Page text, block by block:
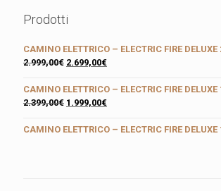
Prodotti
CAMINO ELETTRICO – ELECTRIC FIRE DELUXE
2.999,00€ 2.699,00€
CAMINO ELETTRICO – ELECTRIC FIRE DELUXE
2.399,00€ 1.999,00€
CAMINO ELETTRICO – ELECTRIC FIRE DELUXE